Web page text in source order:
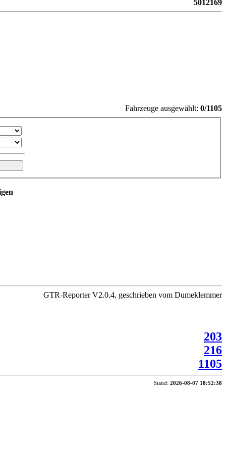
5012169
Fahrzeuge ausgewählt: 0/1105
GTR-Reporter V2.0.4, geschrieben vom Dumeklemmer
203
216
1105
Stand: 2026-08-07 18:52:38